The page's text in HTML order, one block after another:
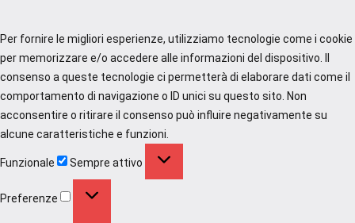
Per fornire le migliori esperienze, utilizziamo tecnologie come i cookie
per memorizzare e/o accedere alle informazioni del dispositivo. Il
consenso a queste tecnologie ci permetterà di elaborare dati come il
comportamento di navigazione o ID unici su questo sito. Non
acconsentire o ritirare il consenso può influire negativamente su
alcune caratteristiche e funzioni.
Funzionale Sempre attivo
Preferenze